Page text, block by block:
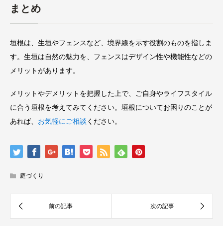
まとめ
垣根は、生垣やフェンスなど、境界線を示す役割のものを指しま
す。生垣は自然の魅力を、フェンスはデザイン性や機能性などの
メリットがあります。
メリットやデメリットを把握した上で、ご自身やライフスタイル
に合う垣根を考えてみてください。垣根についてお困りのことが
あれば、 お気軽にご相談 ください。
庭づくり